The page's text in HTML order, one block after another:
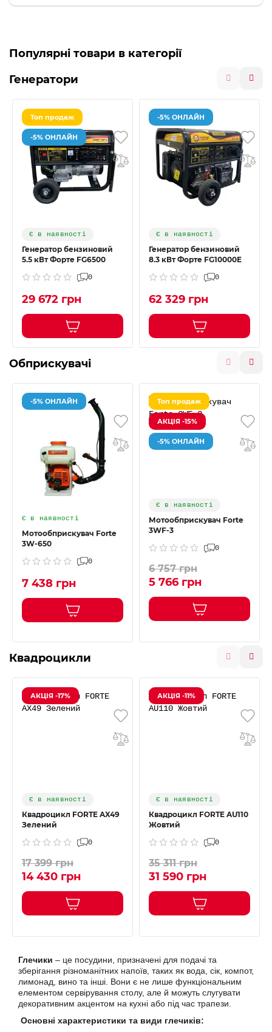
Популярні товари в категорії
Генератори
Топ продаж
-5% ОНЛАЙН
Є в наявності
Генератор бензиновий
5.5 кВт Форте FG6500
0
29 672 грн
-5% ОНЛАЙН
Є в наявності
Генератор бензиновий
8.3 кВт Форте FG10000E
0
62 329 грн
Обприскувачі
-5% ОНЛАЙН
Є в наявності
Мотообприскувач Forte
3W-650
0
7 438 грн
Топ продаж
АКЦІЯ -15%
-5% ОНЛАЙН
Є в наявності
Мотообприскувач Forte
3WF-3
0
6 757 грн
5 766 грн
Квадроцикли
АКЦІЯ -17%
Є в наявності
Квадроцикл FORTE AX49
Зелений
0
17 399 грн
14 430 грн
АКЦІЯ -11%
Є в наявності
Квадроцикл FORTE AU110
Жовтий
0
35 311 грн
31 590 грн
Глечики – це посудини, призначені для подачі та
зберігання різноманітних напоїв, таких як вода, сік, компот,
лимонад, вино та інші. Вони є не лише функціональним
елементом сервірування столу, але й можуть слугувати
декоративним акцентом на кухні або під час трапези.
Основні характеристики та види глечиків: